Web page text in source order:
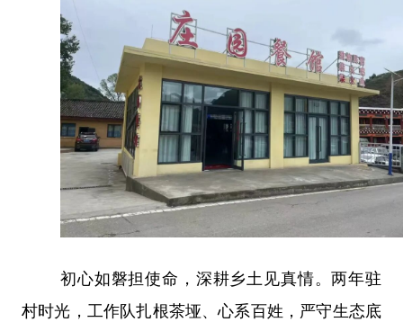
初心如磐担使命，深耕乡土见真情。两年驻
村时光，工作队扎根茶垭、心系百姓，严守生态底